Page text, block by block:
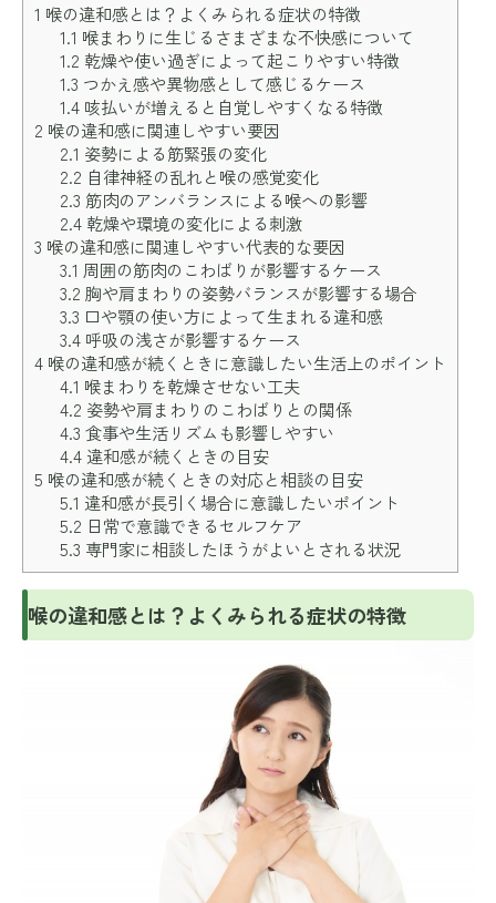
1 喉の違和感とは？よくみられる症状の特徴
1.1 喉まわりに生じるさまざまな不快感について
1.2 乾燥や使い過ぎによって起こりやすい特徴
1.3 つかえ感や異物感として感じるケース
1.4咳払いが増えると自覚しやすくなる特徴
2 喉の違和感に関連しやすい要因
2.1 姿勢による筋緊張の変化
2.2 自律神経の乱れと喉の感覚変化
2.3 筋肉のアンバランスによる喉への影響
2.4乾燥や環境の変化による刺激
3 喉の違和感に関連しやすい代表的な要因
3.1 周囲の筋肉のこわばりが影響するケース
3.2 胸や肩まわりの姿勢バランスが影響する場合
3.3 口や顎の使い方によって生まれる違和感
3.4呼吸の浅さが影響するケース
4 喉の違和感が続くときに意識したい生活上のポイント
4.1 喉まわりを乾燥させない工夫
4.2 姿勢や肩まわりのこわばりとの関係
4.3 食事や生活リズムも影響しやすい
4.4違和感が続くときの目安
5 喉の違和感が続くときの対応と相談の目安
5.1 違和感が長引く場合に意識したいポイント
5.2 日常で意識できるセルフケア
5.3 専門家に相談したほうがよいとされる状況
喉の違和感とは？よくみられる症状の特徴